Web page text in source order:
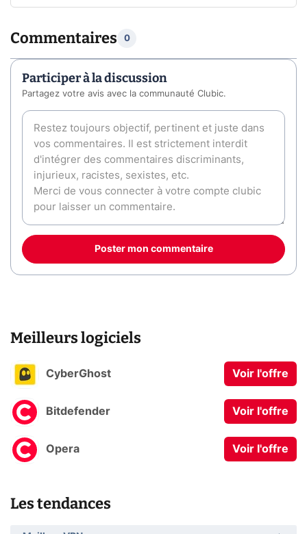
Commentaires 0
Participer à la discussion
Partagez votre avis avec la communauté Clubic.
Poster mon commentaire
Meilleurs logiciels
CyberGhost Voir l'offre
Bitdefender Voir l'offre
Opera Voir l'offre
Les tendances